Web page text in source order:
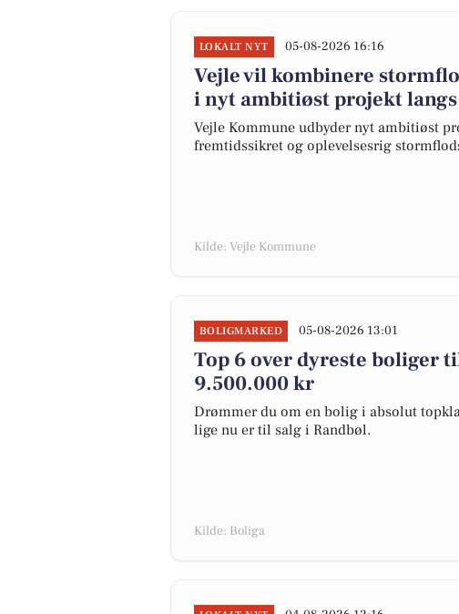
LOKALT NYT 05-08-2026 16:16
Vejle vil kombinere
i nyt ambitiøst projekt
Vejle Kommune udbyder nyt ambitiøst
fremtidssikret og oplevelsesrig
Kilde: Vejle Kommune
BOLIGMARKED 05-08-2026 13:01
Top 6 over dyreste boliger
9.500.000 kr
Drømmer du om en bolig i absolut
lige nu er til salg i Randbøl.
Kilde: Boliga